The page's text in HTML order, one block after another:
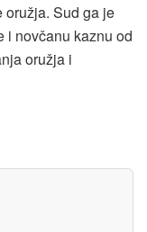
Sud ga je
i novčanu kaznu od
oružja i